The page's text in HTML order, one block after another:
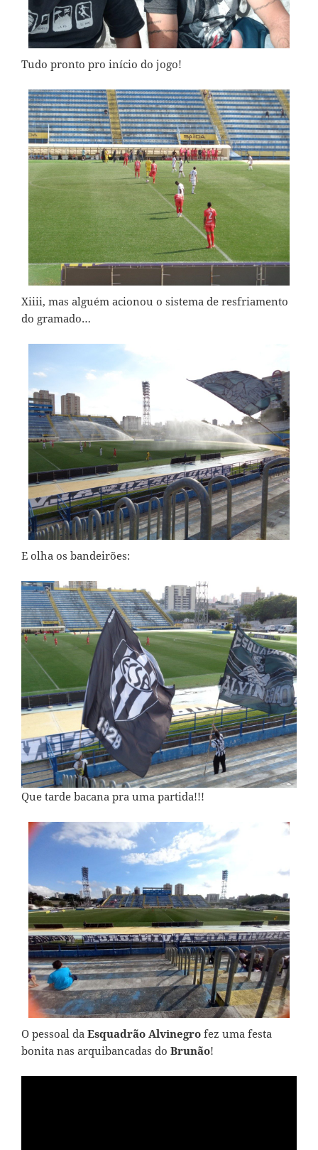
Tudo pronto pro início do jogo!
Xiiii, mas alguém acionou o sistema de resfriamento
do gramado…
E olha os bandeirões:
Que tarde bacana pra uma partida!!!
O pessoal da Esquadrão Alvinegro fez uma festa
bonita nas arquibancadas do Brunão!